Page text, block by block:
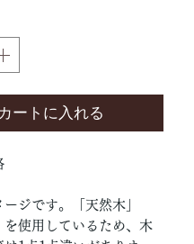
カートに入れる
ジです。「天然木」
を使用しているため、木